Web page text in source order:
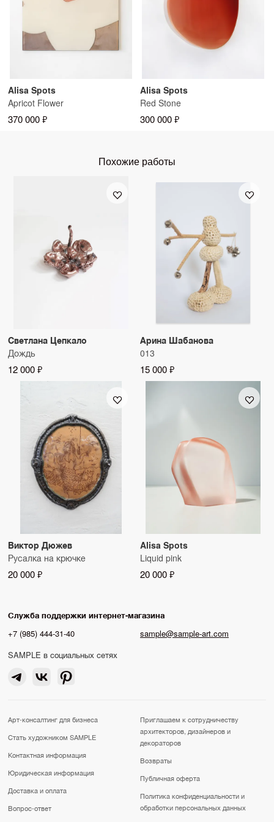
Alisa Spots
Apricot Flower
370 000 ₽
Alisa Spots
Red Stone
300 000 ₽
Похожие работы
Светлана Цепкало
Дождь
12 000 ₽
Арина Шабанова
013
15 000 ₽
Виктор Дюжев
Русалка на крючке
20 000 ₽
Alisa Spots
Liquid pink
20 000 ₽
Служба поддержки интернет-магазина
+7 (985) 444-31-40
sample@sample-art.com
SAMPLE в социальных сетях
Арт-консалтинг для бизнеса
Стать художником SAMPLE
Контактная информация
Юридическая информация
Доставка и оплата
Вопрос-ответ
Приглашаем к сотрудничеству
архитекторов, дизайнеров и
декораторов
Возвраты
Публичная оферта
Политика конфиденциальности и
обработки персональных данных